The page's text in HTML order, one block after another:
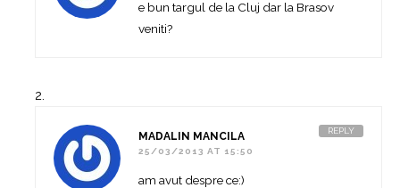
e bun targul de la Cluj dar la Brasov
veniti?
MADALIN MANCILA
25/03/2013 AT 15:50
am avut despre ce:)
REPLY